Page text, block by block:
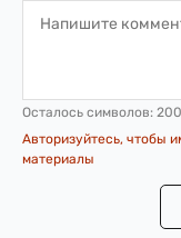
Осталось символов:
Авторизуйтесь, чтобы
материалы